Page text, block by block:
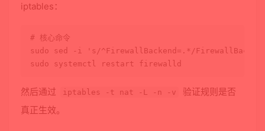
iptables ：
# 核心命令
sudo sed -i
's/^FirewallBackend=.*/
sudo
然后通过 iptables -t nat -L -n -v
验证规则是否
真正生效。